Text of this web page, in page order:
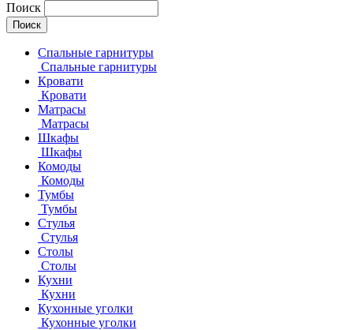
Поиск
Спальные гарнитуры
Спальные гарнитуры
Кровати
Кровати
Матрасы
Матрасы
Шкафы
Шкафы
Комоды
Комоды
Тумбы
Тумбы
Стулья
Стулья
Столы
Столы
Кухни
Кухни
Кухонные уголки
Кухонные уголки